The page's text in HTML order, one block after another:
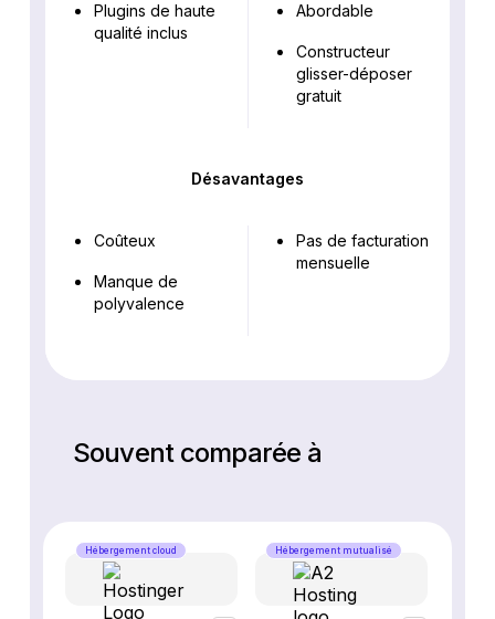
Plugins de haute
qualité inclus
Abordable
Constructeur
glisser-déposer
gratuit
Désavantages
Coûteux
Manque de
polyvalence
Pas de facturation
mensuelle
Souvent comparée à
Hébergement cloud Hébergement mutualisé